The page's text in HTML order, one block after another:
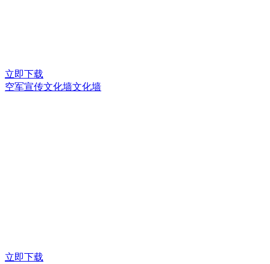
立即下载
空军宣传文化墙文化墙
立即下载